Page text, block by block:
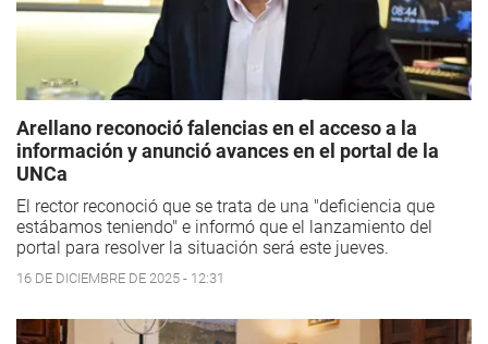
Arellano reconoció falencias en el acceso a la
información y anunció avances en el portal de la
UNCa
El rector reconoció que se trata de una "deficiencia que
estábamos teniendo" e informó que el lanzamiento del
portal para resolver la situación será este jueves.
16 DE DICIEMBRE DE 2025 - 12:31